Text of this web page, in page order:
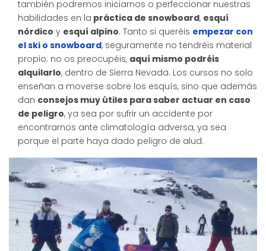
también podremos iniciarnos o perfeccionar nuestras
habilidades en la práctica de snowboard, esquí
nórdico y esquí alpino. Tanto si queréis empezar con
el ski o snowboard, seguramente no tendréis material
propio; no os preocupéis, aquí mismo podréis
alquilarlo, dentro de Sierra Nevada. Los cursos no solo
enseñan a moverse sobre los esquís, sino que además
dan consejos muy útiles para saber actuar en caso
de peligro, ya sea por sufrir un accidente por
encontrarnos ante climatología adversa, ya sea
porque el parte haya dado peligro de alud.